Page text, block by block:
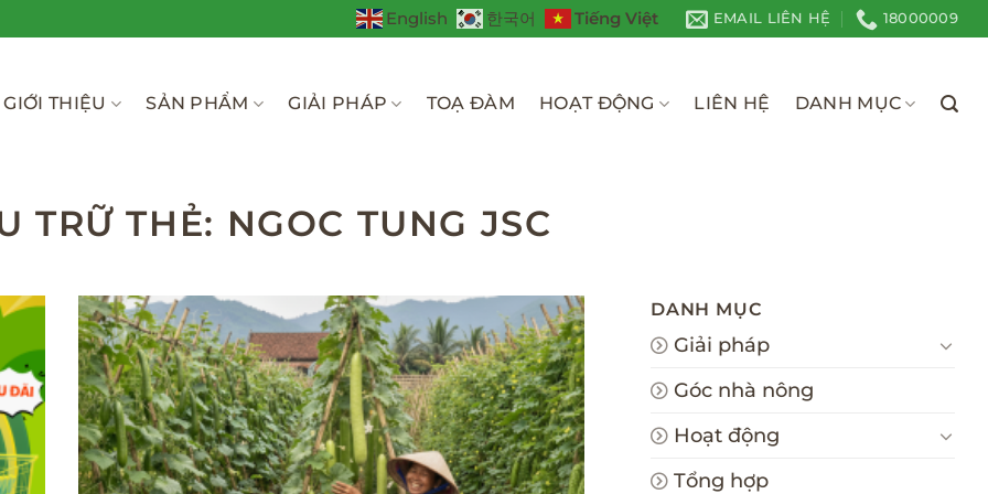
English 한국어 Tiếng Việt EMAIL LIÊN HỆ 18000009
GIỚI THIỆU SẢN PHẨM GIẢI PHÁP TOẠ ĐÀM HOẠT ĐỘNG LIÊN HỆ DANH MỤC
TRỮ THẺ: NGOC TUNG JSC
DANH MỤC
Giải pháp
Góc nhà nông
Hoạt động
Tổng hợp